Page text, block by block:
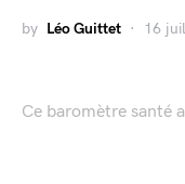
by Léo Guittet 16
Ce baromètre santé